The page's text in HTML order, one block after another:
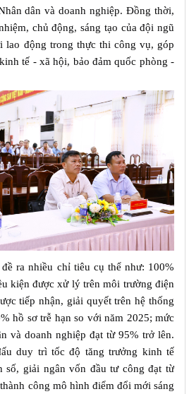
dân và doanh nghiệp. Đồng thời,
chủ động, sáng tạo của đội ngũ
lao động trong thực thi công vụ, góp
tế - xã hội, bảo đảm quốc phòng -
ra nhiều chỉ tiêu cụ thể như: 100%
kiện được xử lý trên môi trường điện
tiếp nhận, giải quyết trên hệ thống
hồ sơ trễ hạn so với năm 2025; mức
và doanh nghiệp đạt từ 95% trở lên.
duy trì tốc độ tăng trưởng kinh tế
số, giải ngân vốn đầu tư công đạt từ
công mô hình điểm đổi mới sáng